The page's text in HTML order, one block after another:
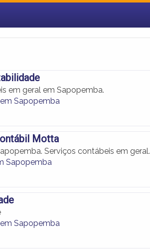
em geral em Sapopemba.
Sapopemba
Motta
Serviços contábeis em geral.
Sapopemba
Sapopemba